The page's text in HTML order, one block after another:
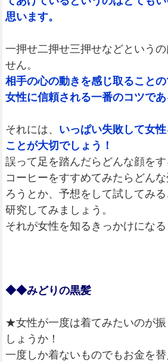
思います。
一押せ二押せ三押せなどという
せん。
相手の心の動きを感じ取ることの
女性に信頼される一番のコツであ
それには、 いっぱい失敗して女
ことが大切でしょう！
誤って足を踏んだらどんな顔をす
コーヒーをすすめてみたらどん
ろうとか、予想をして試してみ
研究してみましょう。
それが女性を知るきっかけになる
◆◆みどりの黒髪
★女性が一度は着てみたいのが
しょうか！
一度しか着ないものでもお金を